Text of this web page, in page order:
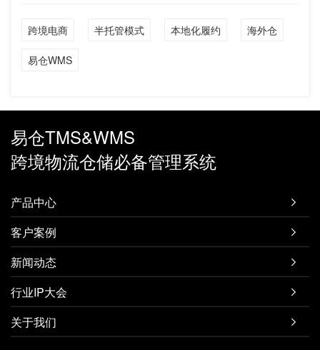
跨境电商 半托管模式 本地化履约 海外仓
易仓WMS
易仓TMS&WMS
跨境物流仓储必备管理系统
产品中心 
客户案例 
新闻动态 
行业IP大会 
关于我们 